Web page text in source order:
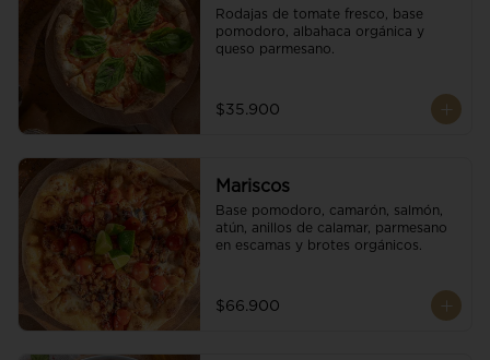
Rodajas de tomate fresco, base
pomodoro, albahaca orgánica y
queso parmesano.
$35.900
Mariscos
Base pomodoro, camarón, salmón,
atún, anillos de calamar, parmesano
en escamas y brotes orgánicos.
$66.900